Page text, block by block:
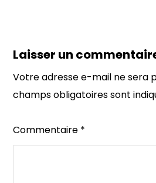
Laisser un
Votre adresse e-mail ne sera
champs obligatoires sont
Commentaire *